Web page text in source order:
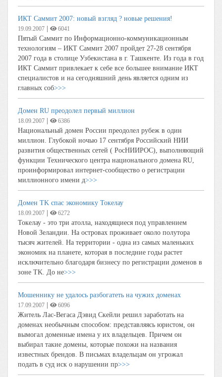
ИКТ Саммит 2007: новый взгляд ? новые решения!
19.09.2007 6041
Пятый Саммит по Информационно-коммуникационным
технологиям – ИКТ Саммит 2007 пройдет 27-28 сентября
2007 года в столице Узбекистана в г. Ташкенте. Из года в год
ИКТ Саммит привлекает к себе все большее внимание ИКТ
специалистов и на сегодняшний день является одним из
главных соб>>>
Домен RU преодолел первый миллион
18.09.2007 6386
Национальный домен России преодолел рубеж в один
миллион. Глубокой ночью 17 сентября Российский НИИ
развития общественных сетей ( РосНИИРОС), выполняющий
функции Технического центра национального домена RU,
проинформировал интернет-сообщество о регистрации
миллионного имени д>>>
Домен TK спас экономику Токелау
18.09.2007 6272
Токелау - это три атолла, находящиеся под управлением
Новой Зеландии. На островах проживает около полутора
тысяч жителей. На территории - одна из самых маленьких
экономик на планете, которая в последние годы растет
исключительно благодаря бизнесу по регистрации доменов в
зоне TK. До не>>>
Мошеннику не удалось разбогатеть на чужих доменах
17.09.2007 6096
Житель Лас-Вегаса Дэвид Скейли решил заработать на
доменах необычным способом: представляясь юристом, он
вымогал доменные имена у их владельцев. Причем он
выбирал такие домены, которые похожи на названия
известных брендов. В письмах владельцам он угрожал
подать в суд иск о нарушении пр>>>